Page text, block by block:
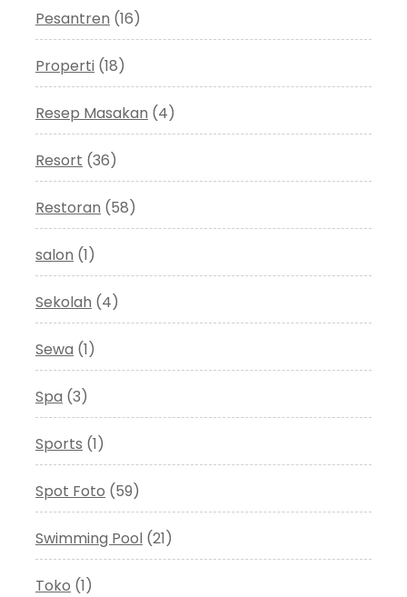
Pesantren (16)
Properti (18)
Resep Masakan (4)
Resort (36)
Restoran (58)
salon (1)
Sekolah (4)
Sewa (1)
Spa (3)
Sports (1)
Spot Foto (59)
Swimming Pool (21)
Toko (1)